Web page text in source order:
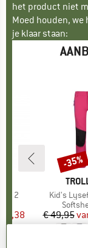
het product niet
Moed houden,
je klaar staan:
2
prijs
MERK
Artikel
Kid's
€ 49,95
Korting
-35%